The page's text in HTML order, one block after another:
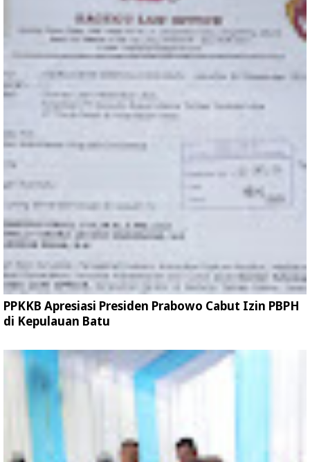
PPKKB Apresiasi Presiden Prabowo Cabut Izin PBPH
di Kepulauan Batu